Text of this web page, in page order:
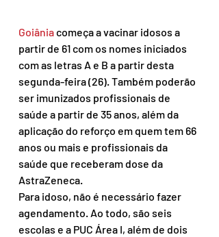
Goiânia começa a vacinar idosos a
partir de 61 com os nomes iniciados
com as letras A e B a partir desta
segunda-feira (26). Também poderão
ser imunizados profissionais de
saúde a partir de 35 anos, além da
aplicação do reforço em quem tem 66
anos ou mais e profissionais da
saúde que receberam dose da
AstraZeneca.
Para idoso, não é necessário fazer
agendamento. Ao todo, são seis
escolas e a PUC Área I, além de dois